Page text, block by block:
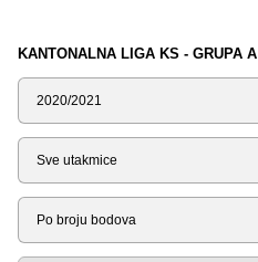
KANTONALNA LIGA KS - GRUPA A
Sezona
Tip
Liga